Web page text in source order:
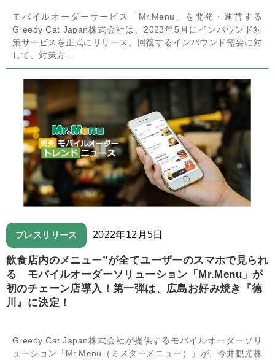
モバイルオーダーサービス「Mr.Menu」を開発・運営する
Greedy Cat Japan株式会社は、2023年5月にインバウンド対
策サービスを正式にリリース。回復するインバウンド需要に対
して、対策方...
プレスリリース 2022年12月5日
飲食店内のメニュー”が全てユーザーのスマホで見られ
る モバイルオーダーソリューション「Mr.Menu」が
初のチェーン店導入！第一弾は、広島お好み焼き『徳
川』に決定！
Greedy Cat Japan株式会社が提供するモバイルオーダーソリ
ューション「Mr.Menu（ミスターメニュー）」が、今井観光株